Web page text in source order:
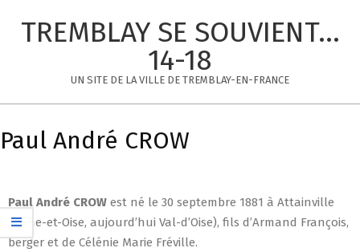
TREMBLAY SE SOUVIENT...
14-18
UN SITE DE LA VILLE DE TREMBLAY-EN-FRANCE
Navigation
Menu
Paul André CROW
Paul André CROW est né le 30 septembre 1881 à Attainville
(Seine-et-Oise, aujourd’hui Val-d’Oise), fils d’Armand François,
berger et de Célénie Marie Fréville.